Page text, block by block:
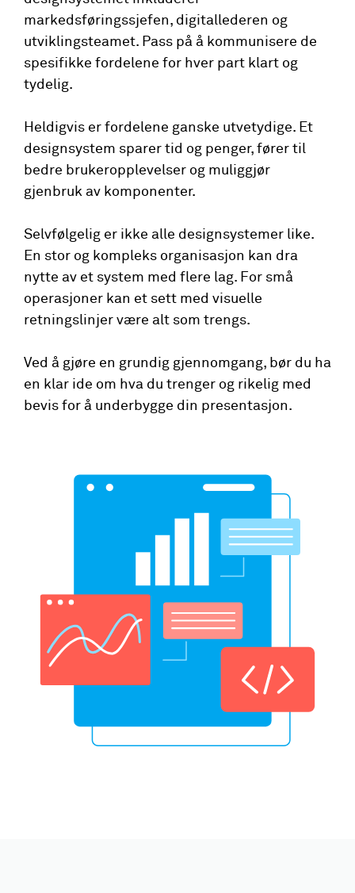
markedsføringssjefen, digitallederen og
utviklingsteamet. Pass på å kommunisere de
spesifikke fordelene for hver part klart og
tydelig.
Heldigvis er fordelene ganske utvetydige. Et
designsystem sparer tid og penger, fører til
bedre brukeropplevelser og muliggjør
gjenbruk av komponenter.
Selvfølgelig er ikke alle designsystemer like.
En stor og kompleks organisasjon kan dra
nytte av et system med flere lag. For små
operasjoner kan et sett med visuelle
retningslinjer være alt som trengs.
Ved å gjøre en grundig gjennomgang, bør du ha
en klar ide om hva du trenger og rikelig med
bevis for å underbygge din presentasjon.